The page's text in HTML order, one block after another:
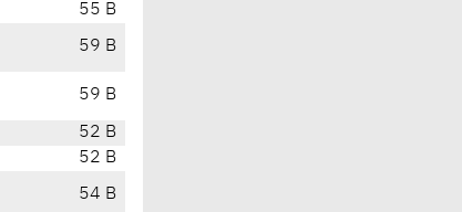
55 B
59 B
59 B
52 B
52 B
54 B